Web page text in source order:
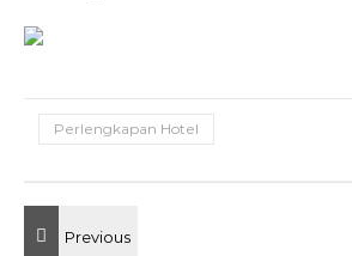
Perlengkapan Hotel